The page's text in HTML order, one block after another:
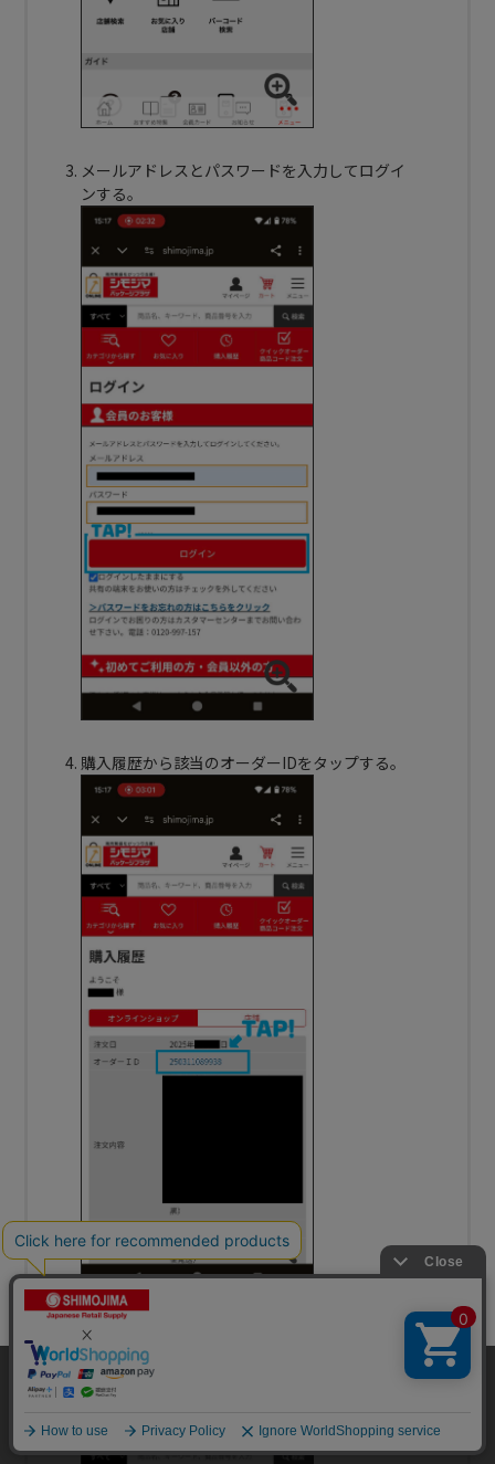
当サイトはクッキー（Cookie）を使用しています。Cookieの使用に同意いた
だける場合は「OK」をクリックしてください。
OK
メールアドレスとパスワードを入力してログイ
ンする。
購入履歴から該当のオーダーIDをタップする。
領収書をタップする。